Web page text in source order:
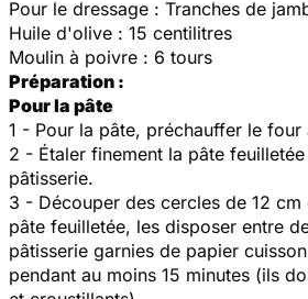
Pour le dressage : Tranches de
Huile d'olive : 15 centilitres
Moulin à poivre : 6 tours
Préparation :
Pour la pâte
1 - Pour la pâte, préchauffer le
2 - Étaler finement la pâte
pâtisserie.
3 - Découper des cercles de 12 cm
pâte feuilletée, les disposer entre
pâtisserie garnies de papier
pendant au moins 15 minutes (ils